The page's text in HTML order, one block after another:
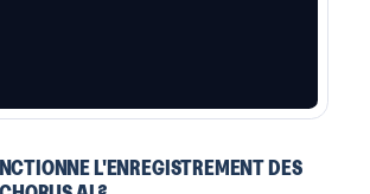
L'ENREGISTREMENT DES